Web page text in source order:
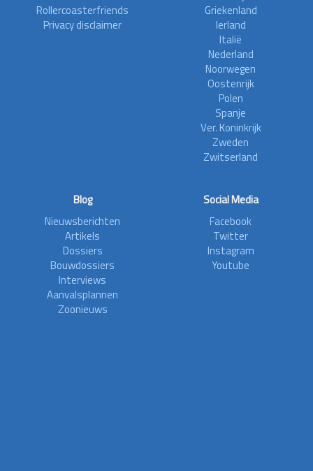
Rollercoasterfriends
Privacy disclaimer
Griekenland
Ierland
Italië
Nederland
Noorwegen
Oostenrijk
Polen
Spanje
Ver. Koninkrijk
Zweden
Zwitserland
Blog
Nieuwsberichten
Artikels
Dossiers
Bouwdossiers
Interviews
Aanvalsplannen
Zoonieuws
Social Media
Facebook
Twitter
Instagram
Youtube